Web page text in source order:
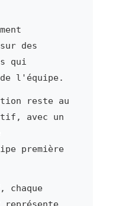
des
qui
l'équipe.
reste au
avec un
première